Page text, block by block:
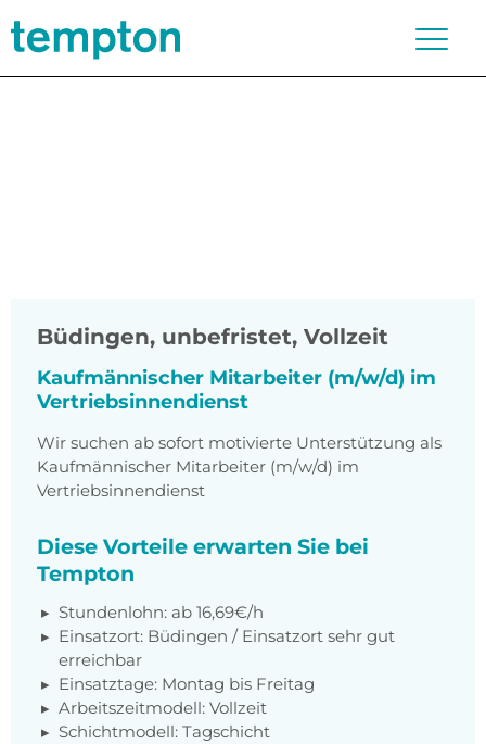
Büdingen, unbefristet, Vollzeit
Kaufmännischer Mitarbeiter (m/w/d) im
Vertriebsinnendienst
Wir suchen ab sofort motivierte Unterstützung als
Kaufmännischer Mitarbeiter (m/w/d) im
Vertriebsinnendienst
Diese Vorteile erwarten Sie bei
Tempton
Stundenlohn: ab 16,69€/h
Einsatzort: Büdingen / Einsatzort sehr gut
erreichbar
Einsatztage: Montag bis Freitag
Arbeitszeitmodell: Vollzeit
Schichtmodell: Tagschicht